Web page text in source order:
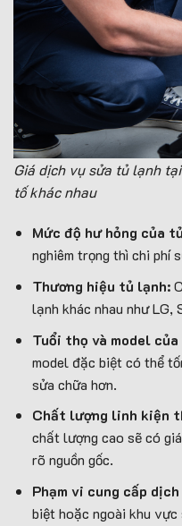
Giá dịch vụ sửa tủ lạnh
tố khác nhau
Mức độ hư hỏng của
nghiêm trọng thì chi phí
Thương hiệu tủ lạnh:
lạnh khác nhau như LG,
Tuổi thọ và model
model đặc biệt có thể
sửa chữa hơn.
Chất lượng linh kiện
chất lượng cao sẽ có
rõ nguồn gốc.
Phạm vi cung cấp
biệt hoặc ngoài khu vực